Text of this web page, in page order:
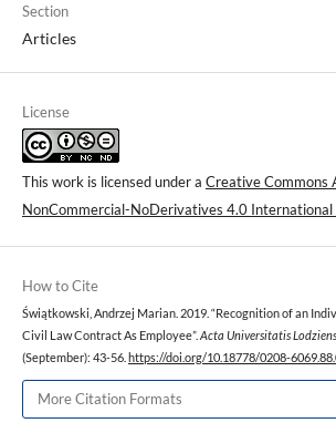
Section
Articles
License
This work is licensed under a Creative Commons
NonCommercial-NoDerivatives 4.0 International
How to Cite
Świątkowski, Andrzej Marian. 2019. “Recognition of an
Civil Law Contract As Employee”. Acta Universitatis
(September): 43-56. https://doi.org/10.18778/0208-
More Citation Formats